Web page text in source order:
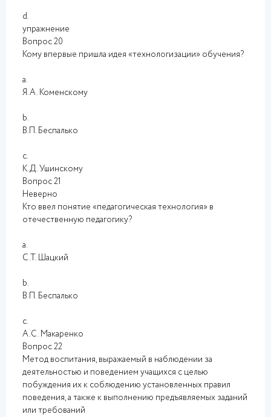
d.
упражнение
Вопрос 20
Кому впервые пришла идея «технологизации» обучения?
a.
Я.А. Коменскому
b.
В.П. Беспалько
c.
К.Д. Ушинскому
Вопрос 21
Неверно
Кто ввел понятие «педагогическая технология» в
отечественную педагогику?
a.
С.Т. Шацкий
b.
В.П. Беспалько
c.
А.С. Макаренко
Вопрос 22
Метод воспитания, выражаемый в наблюдении за
деятельностью и поведением учащихся с целью
побуждения их к соблюдению установленных правил
поведения, а также к выполнению предъявляемых заданий
или требований